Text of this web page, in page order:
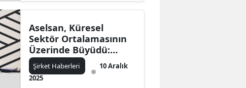
Aselsan, Küresel
Sektör Ortalamasının
Üzerinde Büyüdü:
Akyol'dan Kritik
Açıklamalar
Şirket Haberleri
10 Aralık
2025